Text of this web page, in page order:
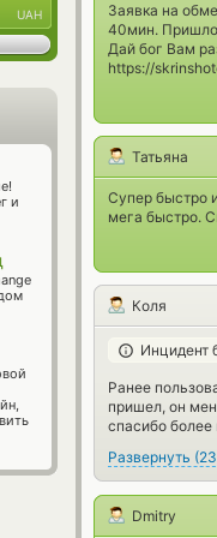
Заявка на
40мин. Пришло
Дай бог Вам
https://
Татьяна
Супер быстро
мега быстро.
Коля
Инцидент
Ранее
пришел, он
спасибо
Развернуть (23
Dmitry
UAH
и